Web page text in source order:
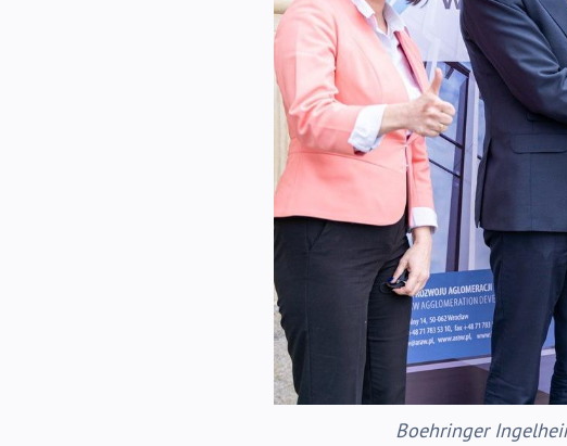
Boehringer